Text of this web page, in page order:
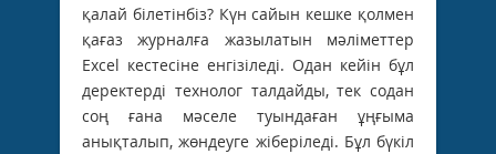
қалай білетінбіз? Күн сайын кешке қолмен
қағаз журналға жазылатын мәліметтер
Excel кестесіне енгізіледі. Одан кейін бұл
деректерді технолог талдайды, тек содан
соң ғана мәселе туындаған ұңғыма
анықталып, жөндеуге жіберіледі. Бұл бүкіл